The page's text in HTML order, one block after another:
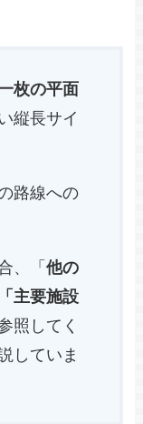
枚の平面
縦長サイ
路線への
、「他の
主要施設
照してく
していま